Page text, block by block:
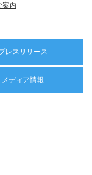
案内
レスリリース
メディア情報